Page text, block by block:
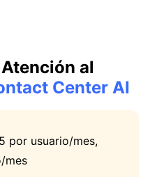
al
Center AI
por usuario/mes,
mes